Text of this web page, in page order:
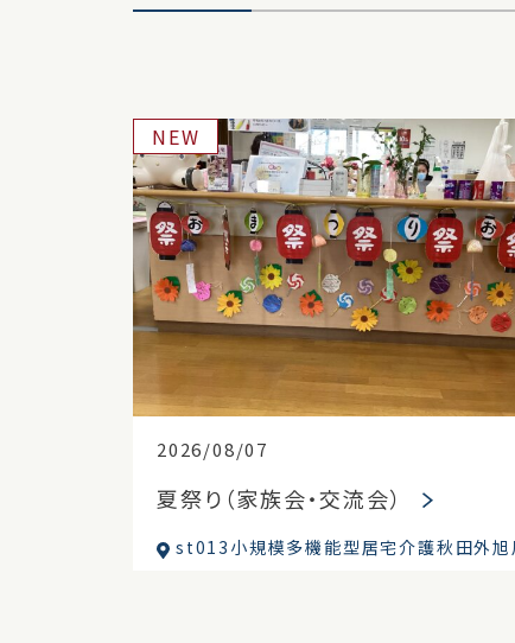
2026/08/07
NEW
夏祭り（家族会・交流会）
st013小規模多機能型居宅介護秋田外旭